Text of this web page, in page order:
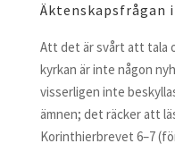
Äktenskapsfrågan
Att det är svårt att tala
kyrkan är inte någon
visserligen inte
ämnen; det räcker att
Korinthierbrevet 6–7